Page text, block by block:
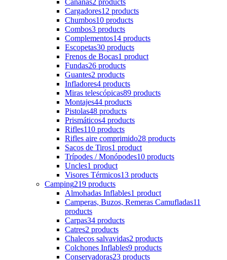
Cargadores12 products
Chumbos10 products
Combos3 products
Complementos14 products
Escopetas30 products
Frenos de Bocas1 product
Fundas26 products
Guantes2 products
Infladores4 products
Miras telescópicas89 products
Montajes44 products
Pistolas48 products
Prismáticos4 products
Rifles110 products
Rifles aire comprimido28 products
Sacos de Tiros1 product
Trípodes / Monópodes10 products
Uncles1 product
Visores Térmicos13 products
Camping219 products
Almohadas Inflables1 product
Camperas, Buzos, Remeras Camufladas11
products
Carpas34 products
Catres2 products
Chalecos salvavidas2 products
Colchones Inflables9 products
Conservadoras23 products